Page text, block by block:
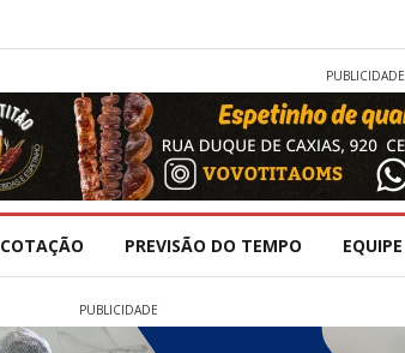
PUBLICIDADE
COTAÇÃO PREVISÃO DO TEMPO EQUIPE
PUBLICIDADE